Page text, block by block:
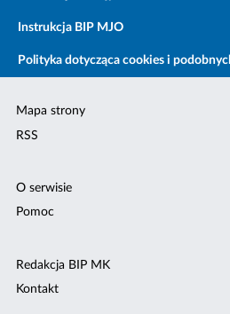
Instrukcja BIP MJO
Polityka dotycząca cookies i
Mapa strony
RSS
O serwisie
Pomoc
Redakcja BIP MK
Kontakt